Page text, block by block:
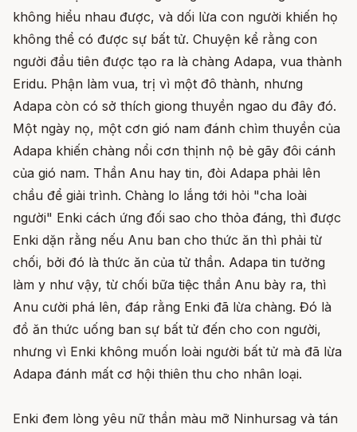
không hiểu nhau được, và dối lừa con người khiến họ
không thể có được sự bất tử. Chuyện kể rằng con
người đầu tiên được tạo ra là chàng Adapa, vua thành
Eridu. Phận làm vua, trị vì một đô thành, nhưng
Adapa còn có sở thích giong thuyền ngao du đây đó.
Một ngày nọ, một cơn gió nam đánh chìm thuyền của
Adapa khiến chàng nổi cơn thịnh nộ bẻ gãy đôi cánh
của gió nam. Thần Anu hay tin, đòi Adapa phải lên
chầu để giải trình. Chàng lo lắng tới hỏi "cha loài
người" Enki cách ứng đối sao cho thỏa đáng, thì được
Enki dặn rằng nếu Anu ban cho thức ăn thì phải từ
chối, bởi đó là thức ăn của tử thần. Adapa tin tưởng
làm y như vậy, từ chối bữa tiệc thần Anu bày ra, thì
Anu cười phá lên, đáp rằng Enki đã lừa chàng. Đó là
đồ ăn thức uống ban sự bất tử đến cho con người,
nhưng vì Enki không muốn loài người bất tử mà đã lừa
Adapa đánh mất cơ hội thiên thu cho nhân loại.
Enki đem lòng yêu nữ thần màu mỡ Ninhursag và tán